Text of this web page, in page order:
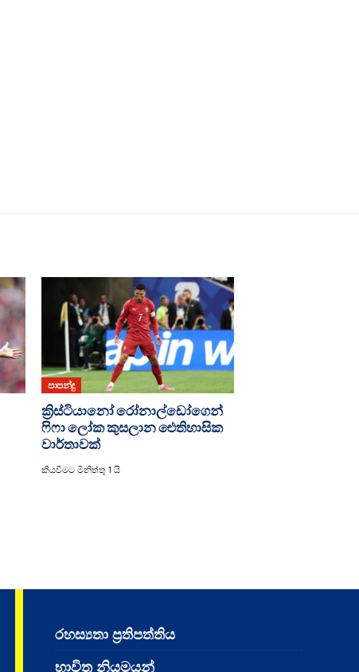
පාපන්දු
ක්‍රිස්ටියානෝ රෝනාල්ඩෝගෙන්
ෆිෆා ලෝක කුසලාන ඓතිහාසික
වාර්තාවක්
කියවීමට මිනිත්තු 1 යි
රහස්‍යතා ප්‍රතිපත්තිය
භාවිත නියමයන්